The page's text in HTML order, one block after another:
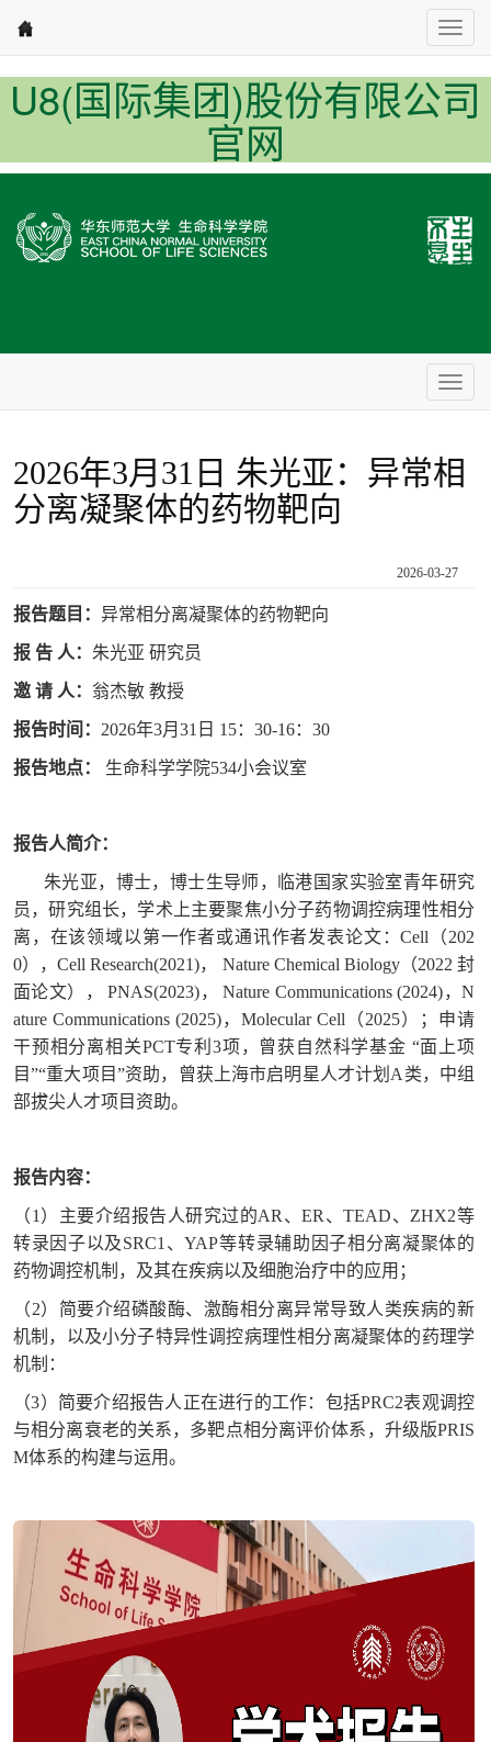
U8(国际集团)股份有限公司
官网
Nav1
Nav2
2026年3月31日 朱光亚：异常相
分离凝聚体的药物靶向
2026-03-27
报告题目： 异常相分离凝聚体的药物靶向
报 告 人： 朱光亚 研究员
邀 请 人： 翁杰敏 教授
报告时间： 2026年3月31日 15：30-16：30
报告地点： 生命科学学院534小会议室
报告人简介：
朱光亚，博士，博士生导师，临港国家实验室青年研究
员，研究组长，学术上主要聚焦小分子药物调控病理性相分
离，在该领域以第一作者或通讯作者发表论文：Cell（202
0），Cell Research(2021)， Nature Chemical Biology（2022 封
面论文）， PNAS(2023)， Nature Communications (2024)，N
ature Communications (2025)，Molecular Cell（2025）；申请
干预相分离相关PCT专利3项，曾获自然科学基金 “面上项
目”“重大项目”资助，曾获上海市启明星人才计划A类，中组
部拔尖人才项目资助。
报告内容：
（1）主要介绍报告人研究过的AR、ER、TEAD、ZHX2等
转录因子以及SRC1、YAP等转录辅助因子相分离凝聚体的
药物调控机制，及其在疾病以及细胞治疗中的应用；
（2）简要介绍磷酸酶、激酶相分离异常导致人类疾病的新
机制，以及小分子特异性调控病理性相分离凝聚体的药理学
机制：
（3）简要介绍报告人正在进行的工作：包括PRC2表观调控
与相分离衰老的关系，多靶点相分离评价体系，升级版PRIS
M体系的构建与运用。